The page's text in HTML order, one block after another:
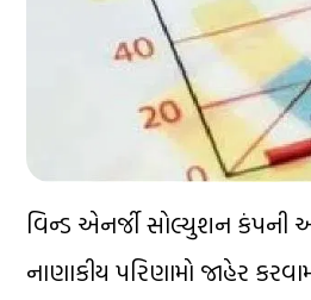
વિન્ડ એનર્જી સોલ્યુશન કંપની
નાણાકીય પરિણામો જાહેર